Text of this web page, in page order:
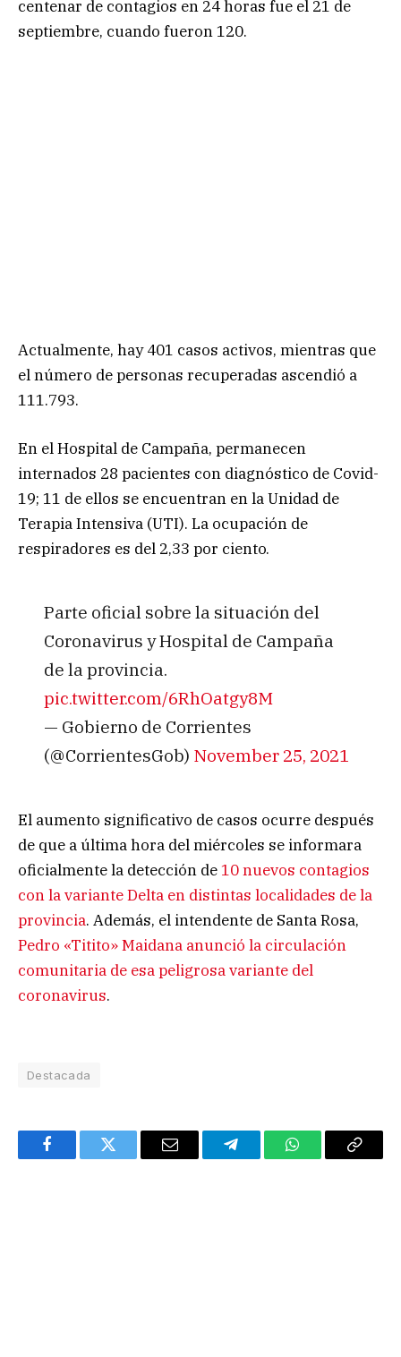
centenar de contagios en 24 horas fue el 21 de
septiembre, cuando fueron 120.
Actualmente, hay 401 casos activos, mientras que
el número de personas recuperadas ascendió a
111.793.
En el Hospital de Campaña, permanecen
internados 28 pacientes con diagnóstico de Covid-
19; 11 de ellos se encuentran en la Unidad de
Terapia Intensiva (UTI). La ocupación de
respiradores es del 2,33 por ciento.
Parte oficial sobre la situación del
Coronavirus y Hospital de Campaña
de la provincia.
pic.twitter.com/6RhOatgy8M
— Gobierno de Corrientes
(@CorrientesGob) November 25, 2021
El aumento significativo de casos ocurre después
de que a última hora del miércoles se informara
oficialmente la detección de10 nuevos contagios
con la variante Delta en distintas localidades de la
provincia. Además, el intendente de Santa Rosa,
Pedro «Titito» Maidana anunció la circulación
comunitaria de esa peligrosa variante del
coronavirus.
Destacada
FacebookTwitter Email TelegramWhatsAppCopy